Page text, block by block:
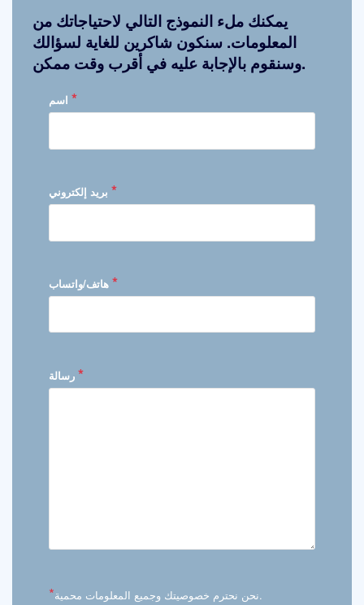
يمكنك ملء النموذج التالي لاحتياجاتك من
المعلومات. سنكون شاكرين للغاية لسؤالك
وسنقوم بالإجابة عليه في أقرب وقت ممكن.
*
*
*
*
* نحن نحترم خصوصيتك وجميع المعلومات محمية.